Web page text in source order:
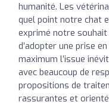
humanité. Les
quel point notre chat
exprimé notre
d’adopter une prise
maximum l’issue
avec beaucoup de
propositions de
rassurantes et